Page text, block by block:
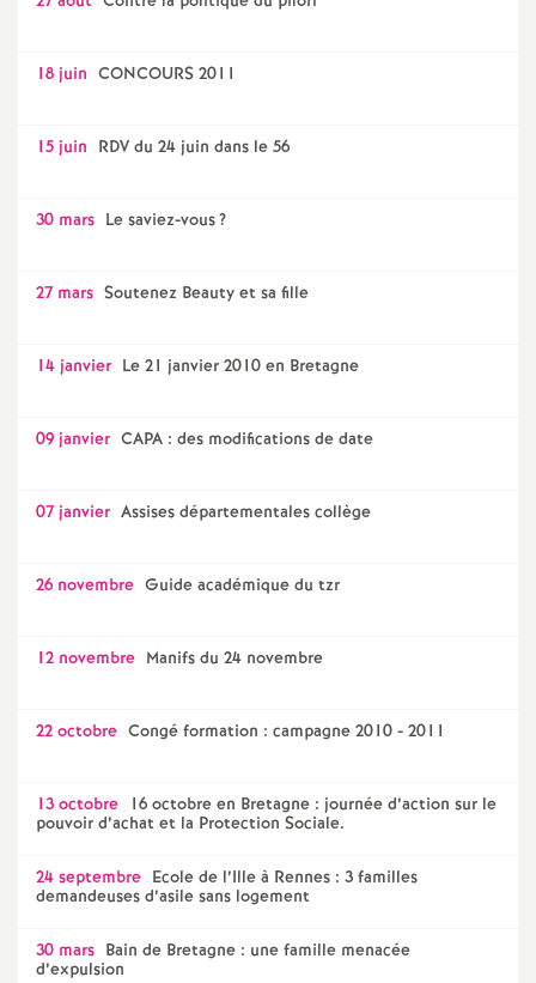
18 juin CONCOURS 2011
15 juin RDV du 24 juin dans le 56
30 mars Le saviez-vous?
27 mars Soutenez Beauty et sa fille
14 janvier Le 21 janvier 2010 en Bretagne
09 janvier CAPA : des modifications de date
07 janvier Assises départementales collège
26 novembre Guide académique du tzr
12 novembre Manifs du 24 novembre
22 octobre Congé formation : campagne 2010 - 2011
13 octobre 16 octobre en Bretagne : journée d’action sur le
pouvoir d’achat et la Protection Sociale.
24 septembre Ecole de l’Ille à Rennes : 3 familles
demandeuses d’asile sans logement
30 mars Bain de Bretagne : une famille menacée
d’expulsion